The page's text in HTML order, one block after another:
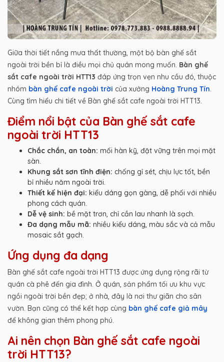
Giữa thời tiết nắng mưa thất thường, một bộ bàn ghế sắt
ngoài trời bền bỉ là điều mọi chủ quán mong muốn. Bàn ghế
sắt cafe ngoài trời HTT13 đáp ứng trọn vẹn nhu cầu đó, thuộc
nhóm bàn ghế cafe ngoài trời của xưởng Hoàng Trung Tín
Cùng tìm hiểu chi tiết về Bàn ghế sắt cafe ngoài trời HTT13.
Điểm nổi bật của Bàn ghế sắt cafe
ngoài trời HTT13
Chắc chắn, an toàn: mối hàn kỹ, đặt vững trên mọi mặt
sàn.
Khung sắt sơn tĩnh điện: chống gỉ sét, chịu lực tốt, bền
bỉ nhiều năm ngoài trời.
Thiết kế hiện đại: kiểu dáng gọn gàng, dễ phối với nhiều
phong cách quán.
Dễ vệ sinh: bề mặt trơn, chỉ cần lau nhanh là sạch.
Đa dạng mẫu mã: nhiều kiểu dáng, màu sắc và cả mẫu
mosaic sắt gạch.
Ứng dụng đa dạng
Bàn ghế sắt cafe ngoài trời HTT13 được ứng dụng rộng rãi từ
quán cà phê đến gia đình. Ở quán, sản phẩm tối ưu khu vực
ngồi ngoài trời bền đẹp; ở nhà, đây là nơi thư giãn cho sân
vườn. Bạn cũng có thể kết hợp cùng bàn ghế cafe giả mây
để không gian thêm phong phú.
Ai nên chọn Bàn ghế sắt cafe ngoài
trời HTT13?